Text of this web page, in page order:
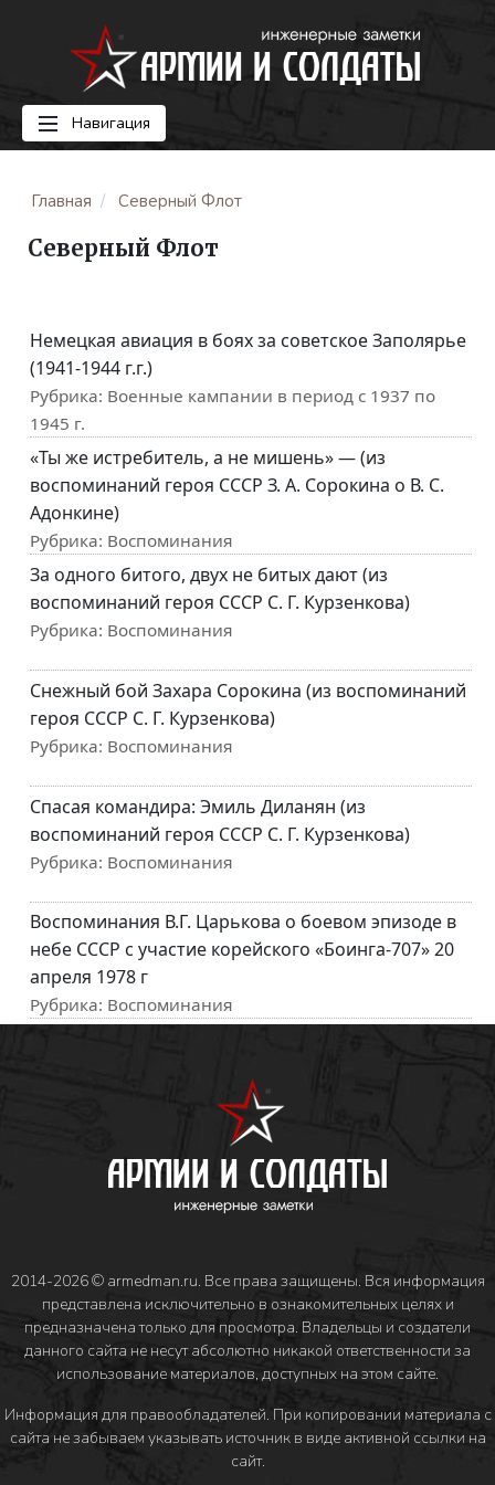
Навигация
Главная Северный Флот
Северный Флот
Немецкая авиация в боях за советское Заполярье
(1941-1944 г.г.)
Рубрика: Военные кампании в период с 1937 по
1945 г.
«Ты же истребитель, а не мишень» — (из
воспоминаний героя СССР З. А. Сорокина о В. С.
Адонкине)
Рубрика: Воспоминания
За одного битого, двух не битых дают (из
воспоминаний героя СССР С. Г. Курзенкова)
Рубрика: Воспоминания
Снежный бой Захара Сорокина (из воспоминаний
героя СССР С. Г. Курзенкова)
Рубрика: Воспоминания
Спасая командира: Эмиль Диланян (из
воспоминаний героя СССР С. Г. Курзенкова)
Рубрика: Воспоминания
Воспоминания В.Г. Царькова о боевом эпизоде в
небе СССР с участие корейского «Боинга-707» 20
апреля 1978 г
Рубрика: Воспоминания
2014-2026 © armedman.ru. Все права защищены. Вся информация
представлена исключительно в ознакомительных целях и
предназначена только для просмотра. Владельцы и создатели
данного сайта не несут абсолютно никакой ответственности за
использование материалов, доступных на этом сайте.
Информация для правообладателей. При копировании материала с
сайта не забываем указывать источник в виде активной ссылки на
сайт.